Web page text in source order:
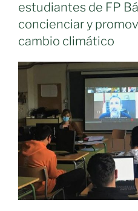
sistema
de
Garantía
podrán
participar
en
los
18
de
por
estudiantes de FP
concienciar y
cambio climático